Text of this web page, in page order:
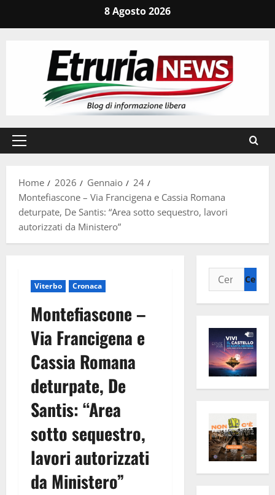
8 Agosto 2026
Menu
Home
2026 Gennaio
24
Montefiascone – Via Francigena e Cassia Romana
deturpate, De Santis: “Area sotto sequestro, lavori
autorizzati da Ministero”
Viterbo Cronaca
Montefiascone –
Via Francigena e
Cassia Romana
deturpate, De
Santis: “Area
sotto sequestro,
lavori autorizzati
da Ministero”
Ricerca
per: